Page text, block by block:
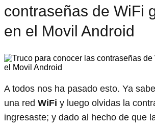
contraseñas de WiFi
en el Movil Android
A todos nos ha pasado esto. Ya
una red WiFi y luego olvidas la
ingresaste; y dado al hecho de que